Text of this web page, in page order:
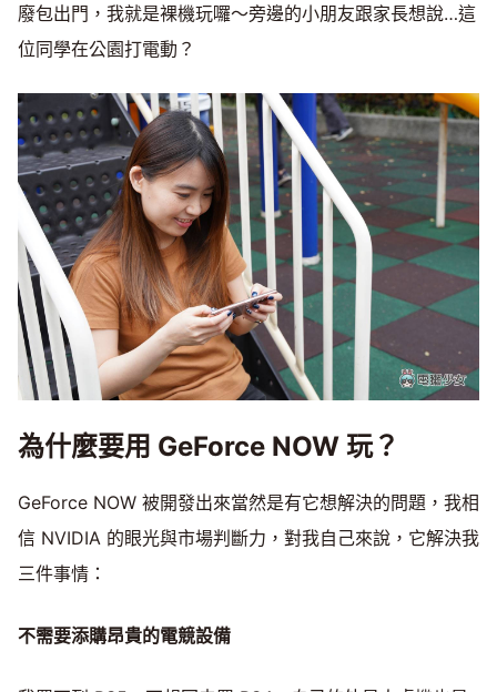
廢包出門，我就是裸機玩囉～旁邊的小朋友跟家長想說…這
位同學在公園打電動？
為什麼要用 GeForce NOW 玩？
GeForce NOW 被開發出來當然是有它想解決的問題，我相
信 NVIDIA 的眼光與市場判斷力，對我自己來說，它解決我
三件事情：
不需要添購昂貴的電競設備